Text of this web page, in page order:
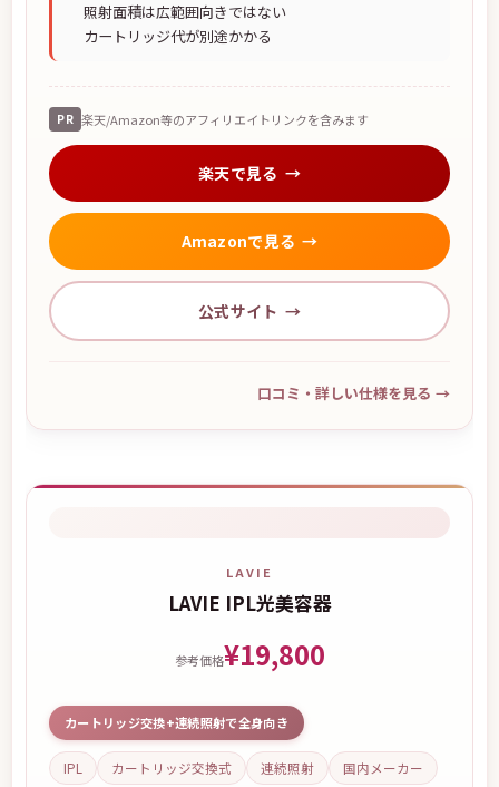
照射面積は広範囲向きではない
カートリッジ代が別途かかる
PR 楽天/Amazon等のアフィリエイトリンクを含みます
楽天で見る
Amazonで見る
公式サイト
口コミ・詳しい仕様を見る →
LAVIE
LAVIE IPL光美容器
参考価格¥19,800
カートリッジ交換+連続照射で全身向き
IPL カートリッジ交換式 連続照射 国内メーカー